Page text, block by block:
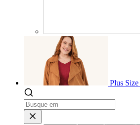
Plus Size